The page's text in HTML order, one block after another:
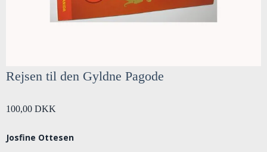
Rejsen til den Gyldne Pagode
100,00 DKK
Josfine Ottesen